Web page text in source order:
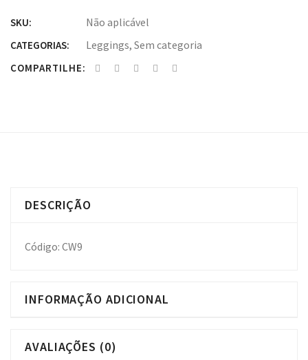
SKU: Não aplicável
CATEGORIAS: Leggings, Sem categoria
COMPARTILHE:
DESCRIÇÃO
Código: CW9
INFORMAÇÃO ADICIONAL
AVALIAÇÕES (0)